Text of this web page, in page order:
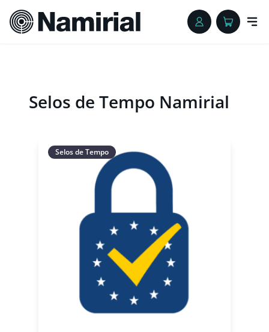
Selos de Tempo Namirial
Selos de Tempo
This product has multiple variants. The